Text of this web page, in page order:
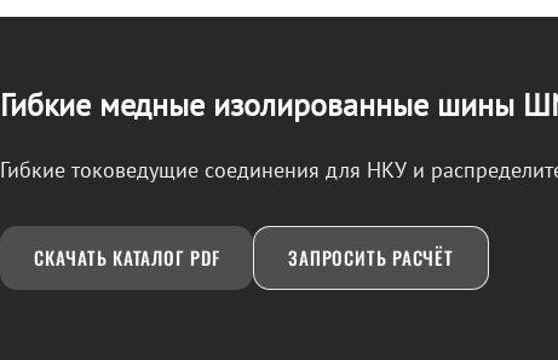
Гибкие медные изолированные шины
Гибкие токоведущие соединения для НКУ и
СКАЧАТЬ КАТАЛОГ PDF ЗАПРОСИТЬ РАСЧЁТ